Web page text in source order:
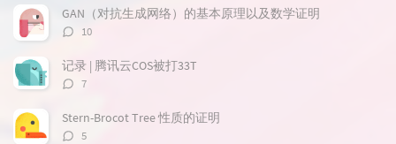
数：
GAN（对抗生成网络）的基本原理以及数学证明
评
数：
10
记录 | 腾讯云COS被打33T
评
数：
7
Stern-Brocot Tree 性质的证明
评
5